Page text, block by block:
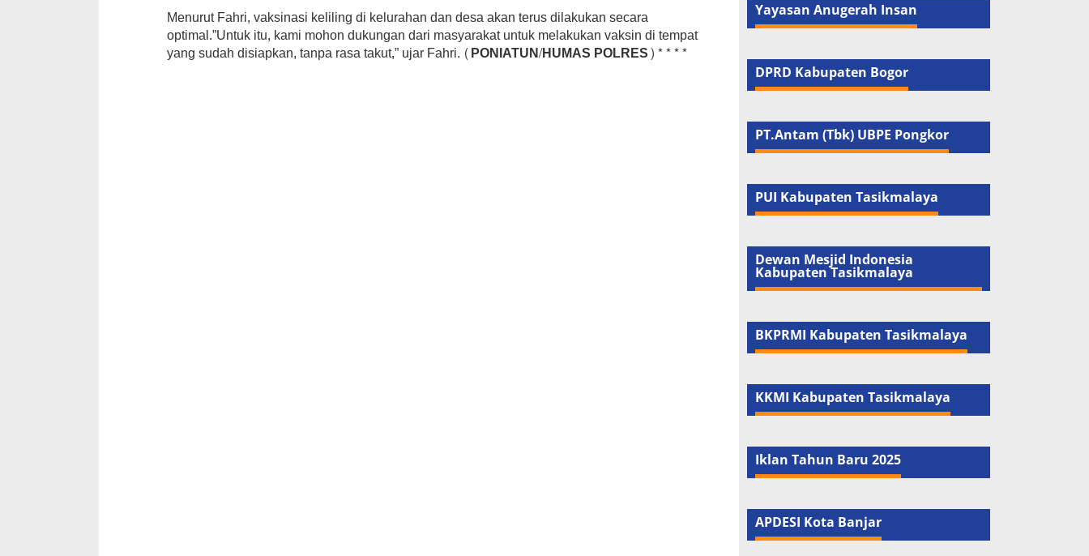
Menurut Fahri, vaksinasi keliling di kelurahan dan desa akan terus dilakukan secara
optimal.”Untuk itu, kami mohon dukungan dari masyarakat untuk melakukan vaksin di tempat
yang sudah disiapkan, tanpa rasa takut,” ujar Fahri. (PONIATUN/HUMAS POLRES)****
Yayasan Anugerah Insan
DPRD Kabupaten Bogor
PT.Antam (Tbk) UBPE Pongkor
PUI Kabupaten Tasikmalaya
Dewan Mesjid Indonesia
Kabupaten Tasikmalaya
BKPRMI Kabupaten Tasikmalaya
KKMI Kabupaten Tasikmalaya
Iklan Tahun Baru 2025
APDESI Kota Banjar